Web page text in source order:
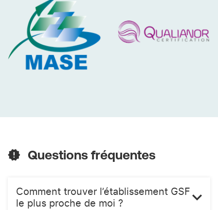
L’avantage des solutions de nettoyage et d’entretien de
bureaux à BONNEUIL SUR MARNE, apportées par GSF
ATLAS - Bonneuil-Sur-Marne pour votre entreprise c’est
de vous assurer un service de qualité, efficace et
attentionné.
Questions fréquentes
Comment trouver l’établissement GSF
le plus proche de moi ?